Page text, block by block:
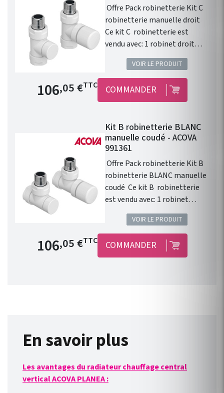
Offre Pack robinetterie Kit C
robinetterie manuelle droit
Ce kit C robinetterie est
vendu avec: 1 robinet droit
tête manuelle Blanche . 1
paire de raccords cuivre 14. 1
paire de raccords PER 12. 1
paire de raccords multicouche
fonctionnelle. Disponible
dans les 46 couleurs du
nuancier Acova ! Kit
robinetterie compatible avec
chauffage central Fassane
VOIR LE PRODUIT
Prix de base
106,05 €TTC COMMANDER
Kit B robinetterie BLANC
manuelle coudé - ACOVA
991361
Offre Pack robinetterie Kit B
robinetterie BLANC manuelle
coudé Ce kit B robinetterie
est vendu avec: 1 robinet
équerre 1/2" . 1 coude de
réglage 1/2" . 1 tête manuelle
blanche . 1 paire de raccords
cuivre 14. 1 paire de raccords
PER 12. Installation
VOIR LE PRODUIT
Prix de base
106,05 €TTC COMMANDER
En savoir plus
Les avantages du radiateur chauffage central
vertical ACOVA PLANEA :